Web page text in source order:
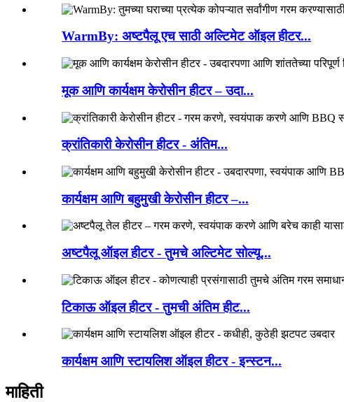
WarmBy: अष्टपैलू एच साठी अल्टिमेट ऑइल हीटर...
मूक आणि कार्यक्षम केरोसीन हीटर – उदा...
क्रांतिकारी केरोसीन हीटर - अंतिम...
कार्यक्षम आणि बहुमुखी केरोसीन हीटर –...
अष्टपैलू ऑइल हीटर - तुमचे अल्टिमेट सोल्यू...
टिकाऊ ऑइल हीटर - तुमची अंतिम हीट...
कार्यक्षम आणि स्टायलिश ऑइल हीटर - इन्स्टन...
माहिती